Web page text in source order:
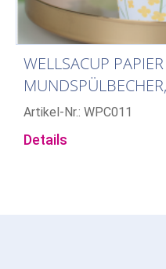
WELLSACUP
FRÜHLING
Artikel-Nr.: WPC011
Details